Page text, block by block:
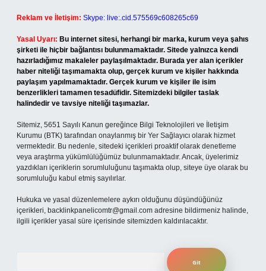
Reklam ve İletişim: Skype: live:.cid.575569c608265c69
Yasal Uyarı: Bu internet sitesi, herhangi bir marka, kurum veya şahıs
şirketi ile hiçbir bağlantısı bulunmamaktadır. Sitede yalnızca kendi
hazırladığımız makaleler paylaşılmaktadır. Burada yer alan içerikler
haber niteliği taşımamakta olup, gerçek kurum ve kişiler hakkında
paylaşım yapılmamaktadır. Gerçek kurum ve kişiler ile isim
benzerlikleri tamamen tesadüfidir. Sitemizdeki bilgiler taslak
halindedir ve tavsiye niteliği taşımazlar.
Sitemiz, 5651 Sayılı Kanun gereğince Bilgi Teknolojileri ve İletişim
Kurumu (BTK) tarafından onaylanmış bir Yer Sağlayıcı olarak hizmet
vermektedir. Bu nedenle, sitedeki içerikleri proaktif olarak denetleme
veya araştırma yükümlülüğümüz bulunmamaktadır. Ancak, üyelerimiz
yazdıkları içeriklerin sorumluluğunu taşımakta olup, siteye üye olarak bu
sorumluluğu kabul etmiş sayılırlar.
Hukuka ve yasal düzenlemelere aykırı olduğunu düşündüğünüz
içerikleri, backlinkpanelicomtr@gmail.com adresine bildirmeniz halinde,
ilgili içerikler yasal süre içerisinde sitemizden kaldırılacaktır.